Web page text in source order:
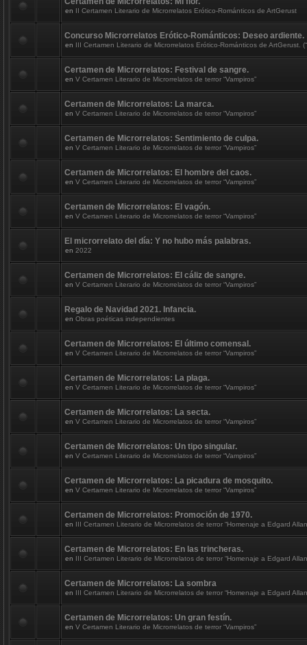
en II Certamen Literario de Microrrelatos Erótico-Románticos de ArtGerust
Concurso Microrrelatos Erótico-Románticos: Deseo ardiente.
en III Certamen Literario de Microrrelatos Erótico-Románticos de ArtGerust.
Certamen de Microrrelatos: Festival de sangre.
en V Certamen Literario de Microrrelatos de terror “Vampiros”
Certamen de Microrrelatos: La marca.
en V Certamen Literario de Microrrelatos de terror “Vampiros”
Certamen de Microrrelatos: Sentimiento de culpa.
en V Certamen Literario de Microrrelatos de terror “Vampiros”
Certamen de Microrrelatos: El hombre del caos.
en V Certamen Literario de Microrrelatos de terror “Vampiros”
Certamen de Microrrelatos: El vagón.
en V Certamen Literario de Microrrelatos de terror “Vampiros”
El microrrelato del día: Y no hubo más palabras.
en 2022
Certamen de Microrrelatos: El cáliz de sangre.
en V Certamen Literario de Microrrelatos de terror “Vampiros”
Regalo de Navidad 2021. Infancia.
en Obras poéticas independientes
Certamen de Microrrelatos: El último comensal.
en V Certamen Literario de Microrrelatos de terror “Vampiros”
Certamen de Microrrelatos: La plaga.
en V Certamen Literario de Microrrelatos de terror “Vampiros”
Certamen de Microrrelatos: La secta.
en V Certamen Literario de Microrrelatos de terror “Vampiros”
Certamen de Microrrelatos: Un tipo singular.
en V Certamen Literario de Microrrelatos de terror “Vampiros”
Certamen de Microrrelatos: La picadura de mosquito.
en V Certamen Literario de Microrrelatos de terror “Vampiros”
Certamen de Microrrelatos: Promoción de 1970.
en III Certamen Literario de Microrrelatos de terror “Homenaje a Edgard
Certamen de Microrrelatos: En las trincheras.
en III Certamen Literario de Microrrelatos de terror “Homenaje a Edgard
Certamen de Microrrelatos: La sombra
en III Certamen Literario de Microrrelatos de terror “Homenaje a Edgard
Certamen de Microrrelatos: Un gran festín.
en V Certamen Literario de Microrrelatos de terror “Vampiros”